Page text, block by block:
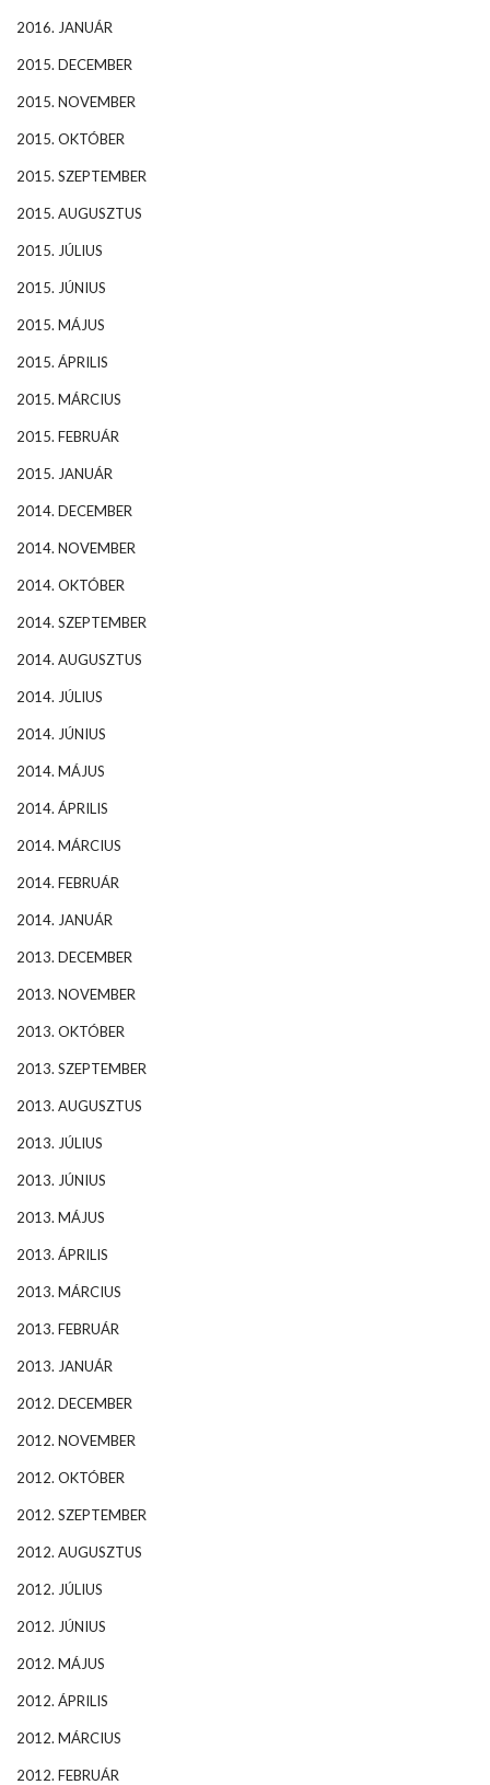
2016. JANUÁR
2015. DECEMBER
2015. NOVEMBER
2015. OKTÓBER
2015. SZEPTEMBER
2015. AUGUSZTUS
2015. JÚLIUS
2015. JÚNIUS
2015. MÁJUS
2015. ÁPRILIS
2015. MÁRCIUS
2015. FEBRUÁR
2015. JANUÁR
2014. DECEMBER
2014. NOVEMBER
2014. OKTÓBER
2014. SZEPTEMBER
2014. AUGUSZTUS
2014. JÚLIUS
2014. JÚNIUS
2014. MÁJUS
2014. ÁPRILIS
2014. MÁRCIUS
2014. FEBRUÁR
2014. JANUÁR
2013. DECEMBER
2013. NOVEMBER
2013. OKTÓBER
2013. SZEPTEMBER
2013. AUGUSZTUS
2013. JÚLIUS
2013. JÚNIUS
2013. MÁJUS
2013. ÁPRILIS
2013. MÁRCIUS
2013. FEBRUÁR
2013. JANUÁR
2012. DECEMBER
2012. NOVEMBER
2012. OKTÓBER
2012. SZEPTEMBER
2012. AUGUSZTUS
2012. JÚLIUS
2012. JÚNIUS
2012. MÁJUS
2012. ÁPRILIS
2012. MÁRCIUS
2012. FEBRUÁR